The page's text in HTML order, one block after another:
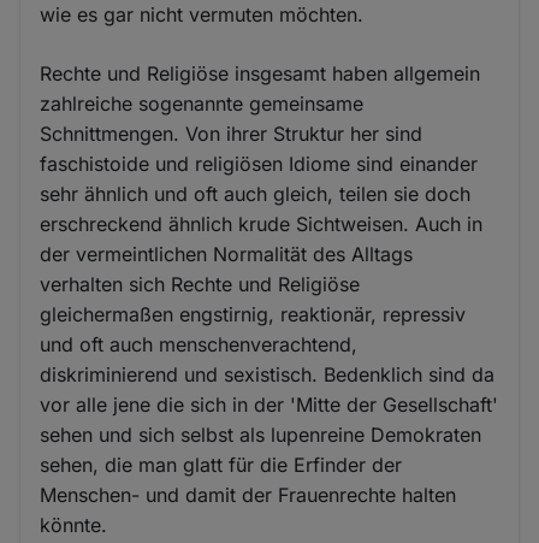
wie es gar nicht vermuten möchten.
Rechte und Religiöse insgesamt haben allgemein
zahlreiche sogenannte gemeinsame
Schnittmengen. Von ihrer Struktur her sind
faschistoide und religiösen Idiome sind einander
sehr ähnlich und oft auch gleich, teilen sie doch
erschreckend ähnlich krude Sichtweisen. Auch in
der vermeintlichen Normalität des Alltags
verhalten sich Rechte und Religiöse
gleichermaßen engstirnig, reaktionär, repressiv
und oft auch menschenverachtend,
diskriminierend und sexistisch. Bedenklich sind da
vor alle jene die sich in der 'Mitte der Gesellschaft'
sehen und sich selbst als lupenreine Demokraten
sehen, die man glatt für die Erfinder der
Menschen- und damit der Frauenrechte halten
könnte.